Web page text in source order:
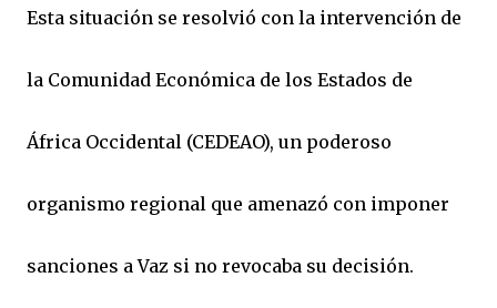
Esta situación se resolvió con la intervención de
la Comunidad Económica de los Estados de
África Occidental (CEDEAO), un poderoso
organismo regional que amenazó con imponer
sanciones a Vaz si no revocaba su decisión.